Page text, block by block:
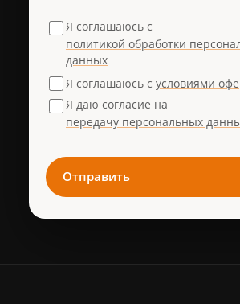
Я соглашаюсь с
политикой обработки
данных
Я соглашаюсь с условиями
Я даю согласие на
передачу персональных
Отправить